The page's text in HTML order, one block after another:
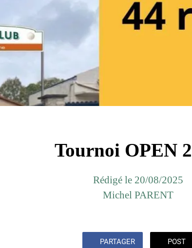
Tournoi OPEN
Rédigé le 20/08/2025
Michel PARENT
PARTAGER POST